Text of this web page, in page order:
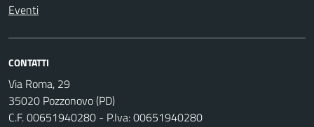
Eventi
CONTATTI
Via Roma, 29
35020 Pozzonovo (PD)
C.F. 00651940280 - P.Iva: 00651940280